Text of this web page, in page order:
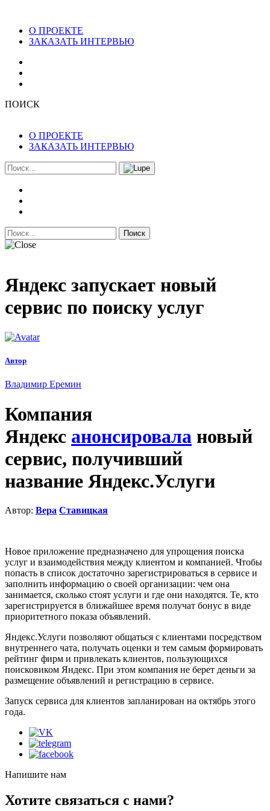
О ПРОЕКТЕ
ЗАКАЗАТЬ ИНТЕРВЬЮ
ПОИСК
О ПРОЕКТЕ
ЗАКАЗАТЬ ИНТЕРВЬЮ
Поиск
Яндекс запускает новый
сервис по поиску услуг
Автор
Владимир Еремин
Компания
Яндекс анонсировала новый
сервис, получивший
название Яндекс.Услуги
Автор: Вера Ставицкая
Новое приложение предназначено для упрощения поиска
услуг и взаимодействия между клиентом и компанией. Чтобы
попасть в список достаточно зарегистрироваться в сервисе и
заполнить информацию о своей организации: чем она
занимается, сколько стоят услуги и где они находятся. Те, кто
зарегистрируется в ближайшее время получат бонус в виде
приоритетного показа объявлений.
Яндекс.Услуги позволяют общаться с клиентами посредством
внутреннего чата, получать оценки и тем самым формировать
рейтинг фирм и привлекать клиентов, пользующихся
поисковиком Яндекс. При этом компания не берет деньги за
размещение объявлений и регистрацию в сервисе.
Запуск сервиса для клиентов запланирован на октябрь этого
года.
Напишите нам
Хотите связаться с нами?